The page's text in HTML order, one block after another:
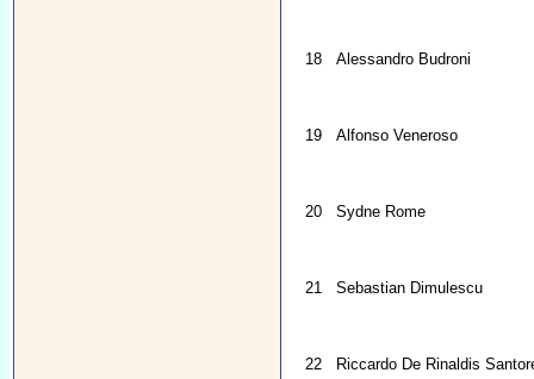
18 Alessandro Budroni
19 Alfonso Veneroso
20 Sydne Rome
21 Sebastian Dimulescu
22 Riccardo De Rinaldis